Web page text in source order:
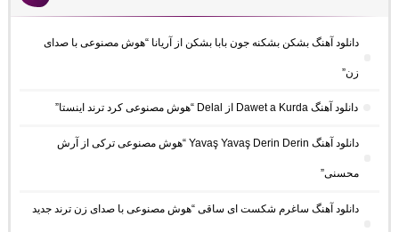
دانلود آهنگ بشکن بشکنه جون بابا بشکن از آریانا “هوش مصنوعی با صدای
زن”
دانلود آهنگ Dawet a Kurda از Delal “هوش مصنوعی کرد ترند اینستا”
دانلود آهنگ Yavaş Yavaş Derin Derin “هوش مصنوعی ترکی از آرش
محسنی”
دانلود آهنگ ساغرم شکست ای ساقی “هوش مصنوعی با صدای زن ترند جدید